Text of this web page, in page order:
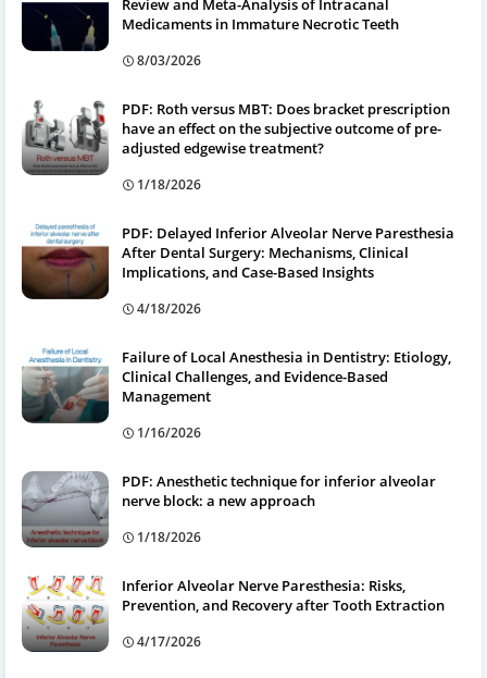
Review and Meta-Analysis of Intracanal
Medicaments in Immature Necrotic Teeth
8/03/2026
PDF: Roth versus MBT: Does bracket prescription
have an effect on the subjective outcome of pre-
adjusted edgewise treatment?
1/18/2026
PDF: Delayed Inferior Alveolar Nerve Paresthesia
After Dental Surgery: Mechanisms, Clinical
Implications, and Case-Based Insights
4/18/2026
Failure of Local Anesthesia in Dentistry: Etiology,
Clinical Challenges, and Evidence-Based
Management
1/16/2026
PDF: Anesthetic technique for inferior alveolar
nerve block: a new approach
1/18/2026
Inferior Alveolar Nerve Paresthesia: Risks,
Prevention, and Recovery after Tooth Extraction
4/17/2026